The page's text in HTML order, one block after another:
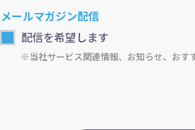
メールマガジン配信
配信を希望します
※当社サービス関連情報、お知らせ、おす